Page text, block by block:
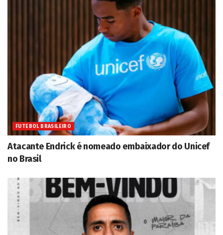
FUTEBOL BRASILEIRO
Atacante Endrick é nomeado embaixador do Unicef
no Brasil